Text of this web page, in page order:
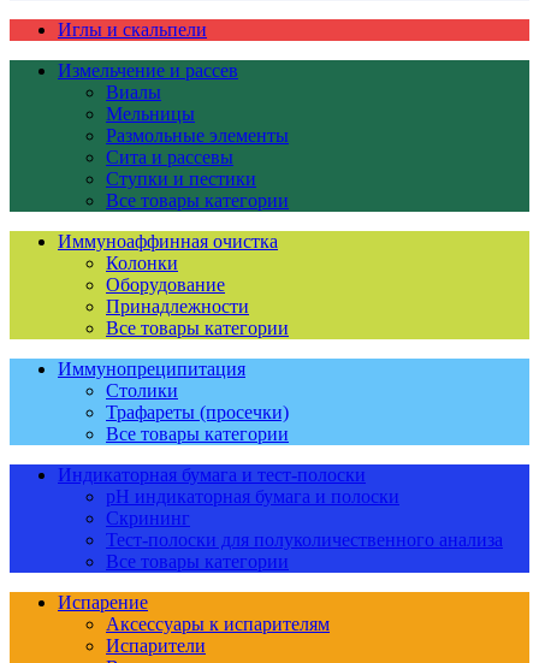
Иглы и скальпели
Измельчение и рассев
Виалы
Мельницы
Размольные элементы
Сита и рассевы
Ступки и пестики
Все товары категории
Иммуноаффинная очистка
Колонки
Оборудование
Принадлежности
Все товары категории
Иммунопреципитация
Столики
Трафареты (просечки)
Все товары категории
Индикаторная бумага и тест-полоски
pH индикаторная бумага и полоски
Скрининг
Тест-полоски для полуколичественного анализа
Все товары категории
Испарение
Аксессуары к испарителям
Испарители